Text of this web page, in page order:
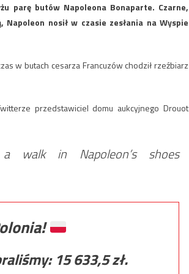
parę butów Napoleona Bonaparte. Czarne,
nosił w czasie zesłania na Wyspie
w butach cesarza Francuzów chodził rzeźbiarz
przedstawiciel domu aukcyjnego Drouot
walk in Napoleon’s shoes
15 633,5zł.